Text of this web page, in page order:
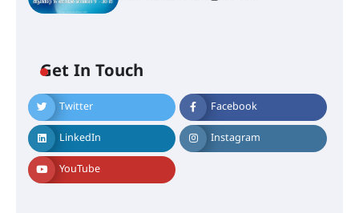
Get In Touch
Twitter Facebook
LinkedIn Instagram
YouTube